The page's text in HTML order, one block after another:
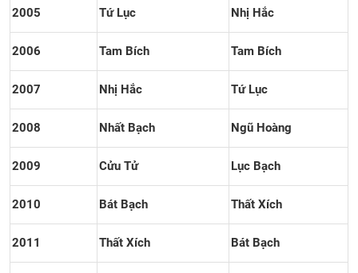
2005 Tứ Lục Nhị Hắc
2006 Tam Bích Tam Bích
2007 Nhị Hắc Tứ Lục
2008 Nhất Bạch Ngũ Hoàng
2009 Cửu Tử Lục Bạch
2010 Bát Bạch Thất Xích
2011 Thất Xích Bát Bạch